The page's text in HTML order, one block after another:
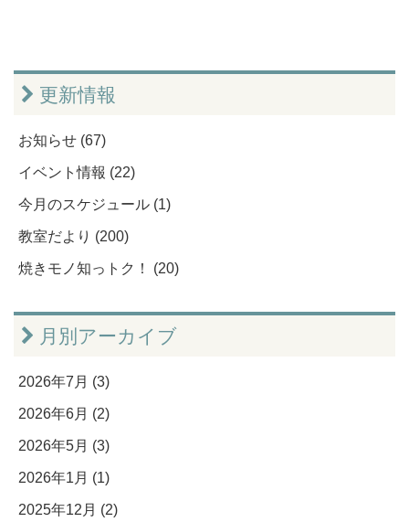
更新情報
お知らせ (67)
イベント情報 (22)
今月のスケジュール (1)
教室だより (200)
焼きモノ知っトク！ (20)
月別アーカイブ
2026年7月 (3)
2026年6月 (2)
2026年5月 (3)
2026年1月 (1)
2025年12月 (2)